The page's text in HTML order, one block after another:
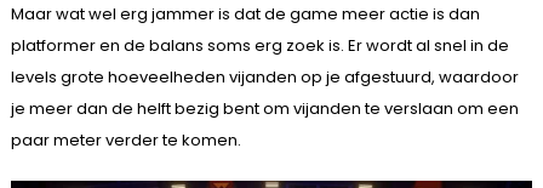
Maar wat wel erg jammer is dat de game meer actie is dan
platformer en de balans soms erg zoek is. Er wordt al snel in de
levels grote hoeveelheden vijanden op je afgestuurd, waardoor
je meer dan de helft bezig bent om vijanden te verslaan om een
paar meter verder te komen.